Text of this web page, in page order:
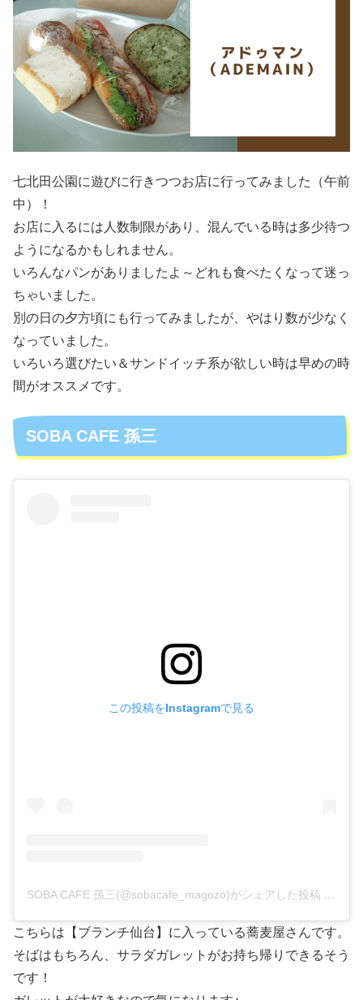
七北田公園に遊びに行きつつお店に行ってみました（午前
中）！
お店に入るには人数制限があり、混んでいる時は多少待つ
ようになるかもしれません。
いろんなパンがありましたよ～どれも食べたくなって迷っ
ちゃいました。
別の日の夕方頃にも行ってみましたが、やはり数が少なく
なっていました。
いろいろ選びたい＆サンドイッチ系が欲しい時は早めの時
間がオススメです。
SOBA CAFE 孫三
この投稿をInstagramで見る
SOBA CAFE 孫三(@sobacafe_magozo)がシェアした投稿
こちらは【ブランチ仙台】に入っている蕎麦屋さんです。
そばはもちろん、サラダガレットがお持ち帰りできるそう
です！